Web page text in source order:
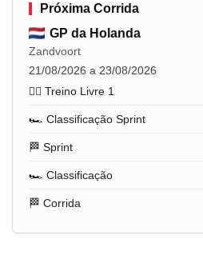
Próxima Corrida
GP da Holanda
Zandvoort
21/08/2026 a 23/08/2026
🏋️‍♂️ Treino Livre 1
🏎️ Classificação Sprint
🏁 Sprint
🏎️ Classificação
🏁 Corrida